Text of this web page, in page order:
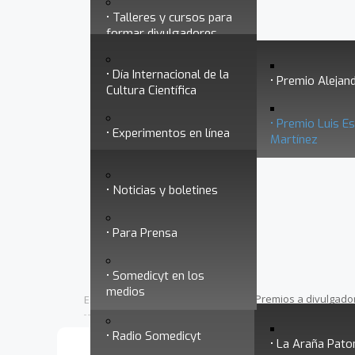
Historia
Premios a divulgadores Premio
Premio Luis
Martínez
Talleres y cursos para
formar divulgadores
Otros servicios
Divulgación
Día Internacional de la
Cultura Científica
Experimentos en línea
Ciencia y Tecnología
Nuestra ciencia
responde
Radio Somedicyt La Araña
Noticias
Noticias y boletines
Para Prensa
Somedicyt en los
medios
Está aquí: Inicio Premios a